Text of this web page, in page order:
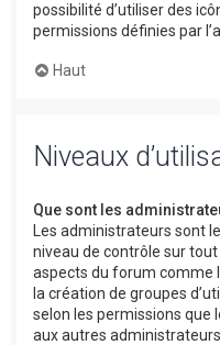
possibilité d’utiliser des
permissions définies par
Haut
Niveaux
Que sont les
Les administrateurs sont
niveau de contrôle sur
aspects du forum comme
la création de groupes
selon les permissions
aux autres